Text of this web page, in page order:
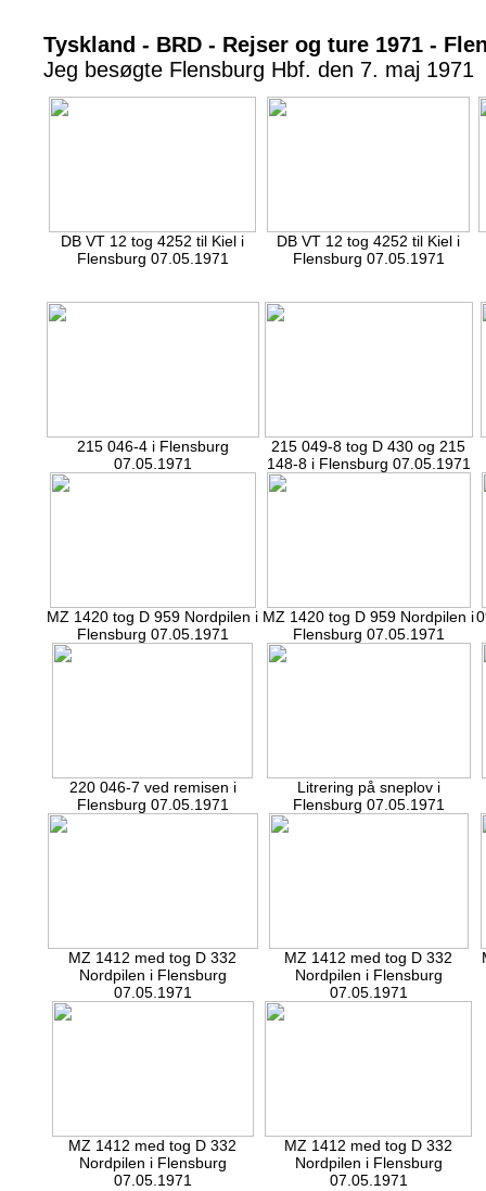
Tyskland - BRD - Rejser og ture 1971 -
Jeg besøgte Flensburg Hbf. den 7. maj 1971
DB VT 12 tog 4252 til Kiel i
Flensburg 07.05.1971
DB VT 12 tog 4252 til Kiel i
Flensburg 07.05.1971
215 046-4 i Flensburg
07.05.1971
215 049-8 tog D 430 og 215
148-8 i Flensburg 07.05.1971
MZ 1420 tog D 959 Nordpilen i
Flensburg 07.05.1971
MZ 1420 tog D 959 Nordpilen i
Flensburg 07.05.1971
220 046-7 ved remisen i
Flensburg 07.05.1971
Litrering på sneplov i
Flensburg 07.05.1971
MZ 1412 med tog D 332
Nordpilen i Flensburg
07.05.1971
MZ 1412 med tog D 332
Nordpilen i Flensburg
07.05.1971
MZ 1412 med tog D 332
Nordpilen i Flensburg
07.05.1971
MZ 1412 med tog D 332
Nordpilen i Flensburg
07.05.1971